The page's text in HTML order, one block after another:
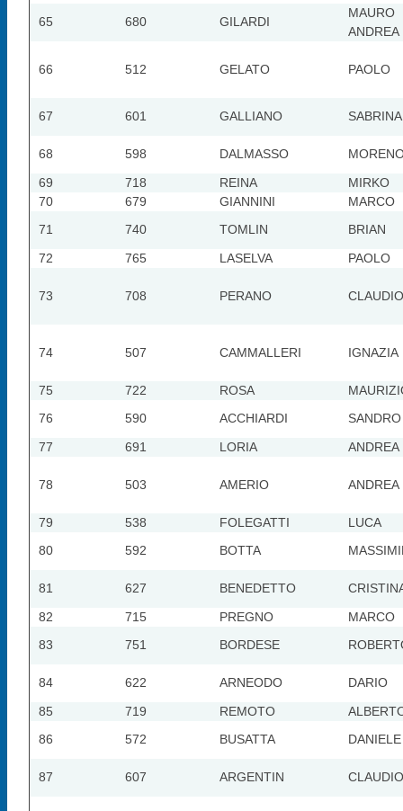
65
680 GILARDI
MAURO
ANDREA
66 512 GELATO PAOLO
67 601 GALLIANO SABRINA
68 598 DALMASSO
69
718 REINA
MIRKO
70
679 GIANNINI
MARCO
71
740 TOMLIN
BRIAN
72
765 LASELVA PAOLO
73 708 PERANO CLAUDIO
74 507 CAMMALLERI IGNAZIA
75 722 ROSA
76
590 ACCHIARDI
SANDRO
77
691 LORIA ANDREA
78 503 AMERIO ANDREA
79 538 FOLEGATTI
LUCA
80
592 BOTTA
81 627 BENEDETTO
82
715 PREGNO
MARCO
83
751 BORDESE
84 622 ARNEODO
DARIO
85
719 REMOTO
86
572 BUSATTA DANIELE
87 607 ARGENTIN CLAUDIO